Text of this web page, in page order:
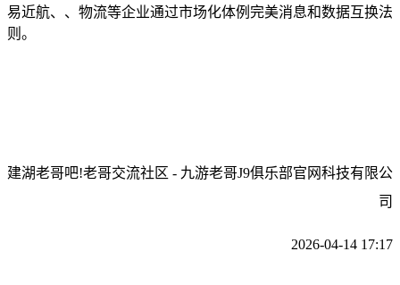
易近航、、物流等企业通过市场化体例完美消息和数据互换法
则。
建湖老哥吧!老哥交流社区 - 九游老哥J9俱乐部官网科技有限公
司
2026-04-14 17:17